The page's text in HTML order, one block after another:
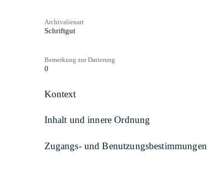
Archivalienart
Schriftgut
Bemerkung zur Datierung
0
Kontext
Inhalt und innere Ordnung
Zugangs- und Benutzungsbestimmungen